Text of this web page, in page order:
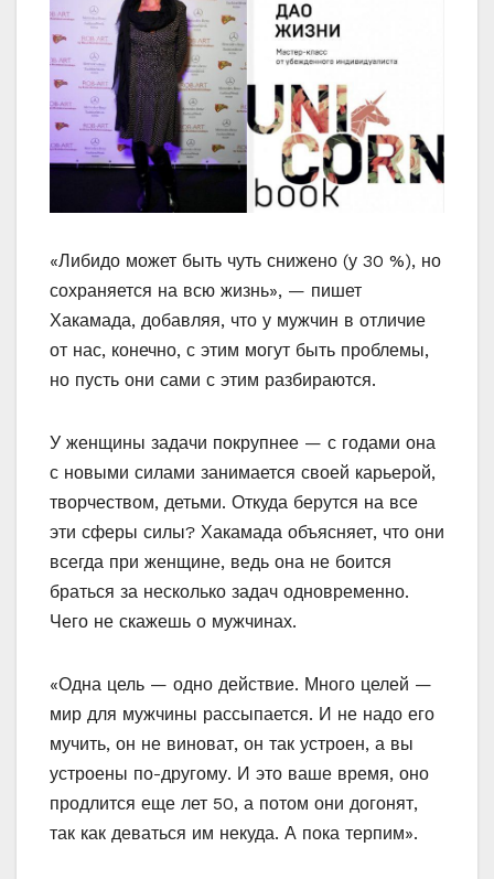
«Либидо может быть чуть снижено (у 30 %), но
сохраняется на всю жизнь», — пишет
Хакамада, добавляя, что у мужчин в отличие
от нас, конечно, с этим могут быть проблемы,
но пусть они сами с этим разбираются.
У женщины задачи покрупнее — с годами она
с новыми силами занимается своей карьерой,
творчеством, детьми. Откуда берутся на все
эти сферы силы? Хакамада объясняет, что они
всегда при женщине, ведь она не боится
браться за несколько задач одновременно.
Чего не скажешь о мужчинах.
«Одна цель — одно действие. Много целей —
мир для мужчины рассыпается. И не надо его
мучить, он не виноват, он так устроен, а вы
устроены по-другому. И это ваше время, оно
продлится еще лет 50, а потом они догонят,
так как деваться им некуда. А пока терпим».